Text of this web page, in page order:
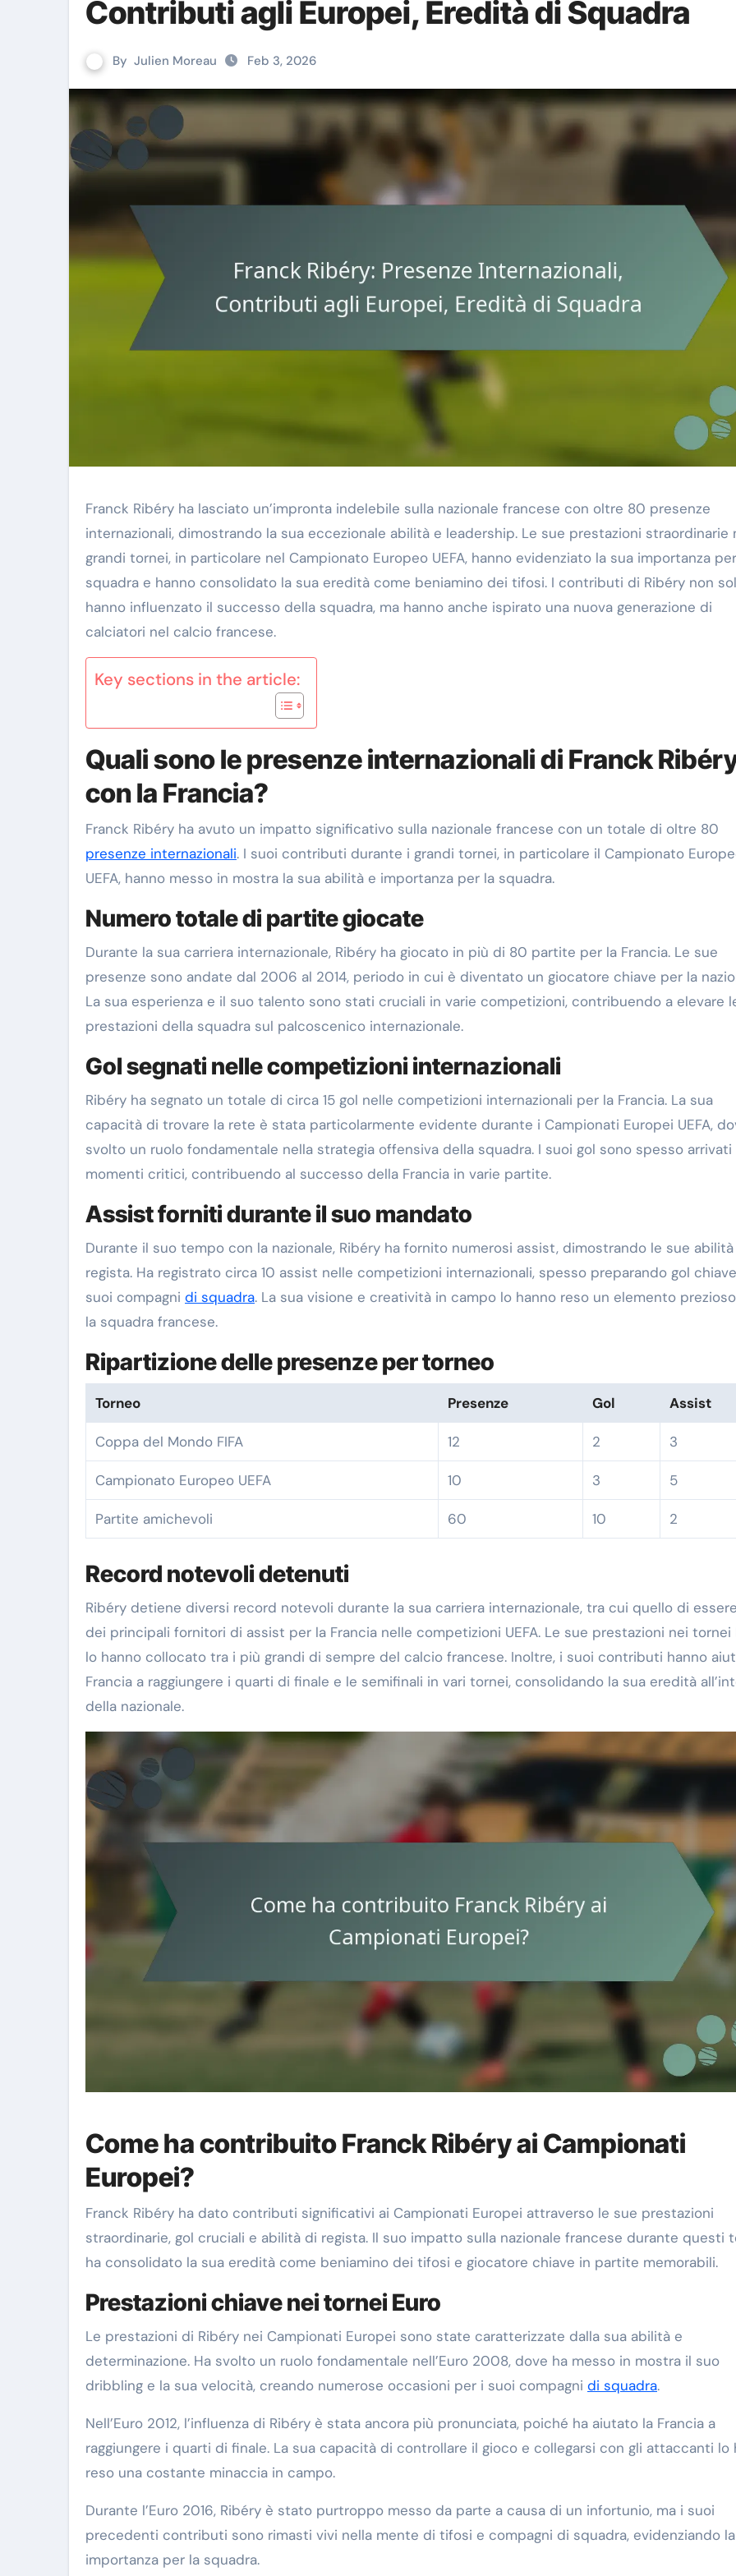
Contributi agli Europei, Eredità di Squadra
By Julien Moreau Feb 3, 2026
Franck Ribéry ha lasciato un’impronta indelebile sulla nazionale francese con oltre 80 presenze
internazionali, dimostrando la sua eccezionale abilità e leadership. Le sue prestazioni straordinarie
grandi tornei, in particolare nel Campionato Europeo UEFA, hanno evidenziato la sua importanza
squadra e hanno consolidato la sua eredità come beniamino dei tifosi. I contributi di Ribéry non
hanno influenzato il successo della squadra, ma hanno anche ispirato una nuova generazione di
calciatori nel calcio francese.
Key sections in the article:
Quali sono le presenze internazionali di Franck
con la Francia?
Franck Ribéry ha avuto un impatto significativo sulla nazionale francese con un totale di oltre 80
presenze internazionali. I suoi contributi durante i grandi tornei, in particolare il Campionato
UEFA, hanno messo in mostra la sua abilità e importanza per la squadra.
Numero totale di partite giocate
Durante la sua carriera internazionale, Ribéry ha giocato in più di 80 partite per la Francia. Le sue
presenze sono andate dal 2006 al 2014, periodo in cui è diventato un giocatore chiave per la
La sua esperienza e il suo talento sono stati cruciali in varie competizioni, contribuendo a elevare
prestazioni della squadra sul palcoscenico internazionale.
Gol segnati nelle competizioni internazionali
Ribéry ha segnato un totale di circa 15 gol nelle competizioni internazionali per la Francia. La sua
capacità di trovare la rete è stata particolarmente evidente durante i Campionati Europei UEFA,
svolto un ruolo fondamentale nella strategia offensiva della squadra. I suoi gol sono spesso arrivati
momenti critici, contribuendo al successo della Francia in varie partite.
Assist forniti durante il suo mandato
Durante il suo tempo con la nazionale, Ribéry ha fornito numerosi assist, dimostrando le sue
regista. Ha registrato circa 10 assist nelle competizioni internazionali, spesso preparando gol
suoi compagni di squadra. La sua visione e creatività in campo lo hanno reso un elemento
la squadra francese.
Ripartizione delle presenze per torneo
Torneo Presenze Gol Assist
Coppa del Mondo FIFA 12 2 3
Campionato Europeo UEFA 10 3 5
Partite amichevoli 60 10 2
Record notevoli detenuti
Ribéry detiene diversi record notevoli durante la sua carriera internazionale, tra cui quello di
dei principali fornitori di assist per la Francia nelle competizioni UEFA. Le sue prestazioni nei tornei
lo hanno collocato tra i più grandi di sempre del calcio francese. Inoltre, i suoi contributi hanno
Francia a raggiungere i quarti di finale e le semifinali in vari tornei, consolidando la sua eredità
della nazionale.
Come ha contribuito Franck Ribéry ai Campionati
Europei?
Franck Ribéry ha dato contributi significativi ai Campionati Europei attraverso le sue prestazioni
straordinarie, gol cruciali e abilità di regista. Il suo impatto sulla nazionale francese durante questi
ha consolidato la sua eredità come beniamino dei tifosi e giocatore chiave in partite memorabili.
Prestazioni chiave nei tornei Euro
Le prestazioni di Ribéry nei Campionati Europei sono state caratterizzate dalla sua abilità e
determinazione. Ha svolto un ruolo fondamentale nell’Euro 2008, dove ha messo in mostra il suo
dribbling e la sua velocità, creando numerose occasioni per i suoi compagni di squadra.
Nell’Euro 2012, l’influenza di Ribéry è stata ancora più pronunciata, poiché ha aiutato la Francia a
raggiungere i quarti di finale. La sua capacità di controllare il gioco e collegarsi con gli attaccanti lo
reso una costante minaccia in campo.
Durante l’Euro 2016, Ribéry è stato purtroppo messo da parte a causa di un infortunio, ma i suoi
precedenti contributi sono rimasti vivi nella mente di tifosi e compagni di squadra, evidenziando
importanza per la squadra.